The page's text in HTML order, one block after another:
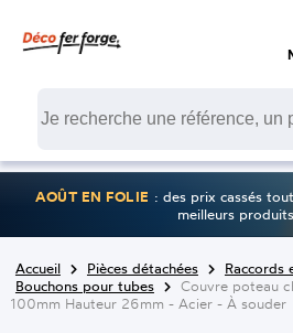
AOÛT EN FOLIE : des prix cassés
meilleurs
Accueil Pièces détachées
Raccords
Bouchons pour tubes
Couvre poteau
100mm Hauteur 26mm - Acier - À souder